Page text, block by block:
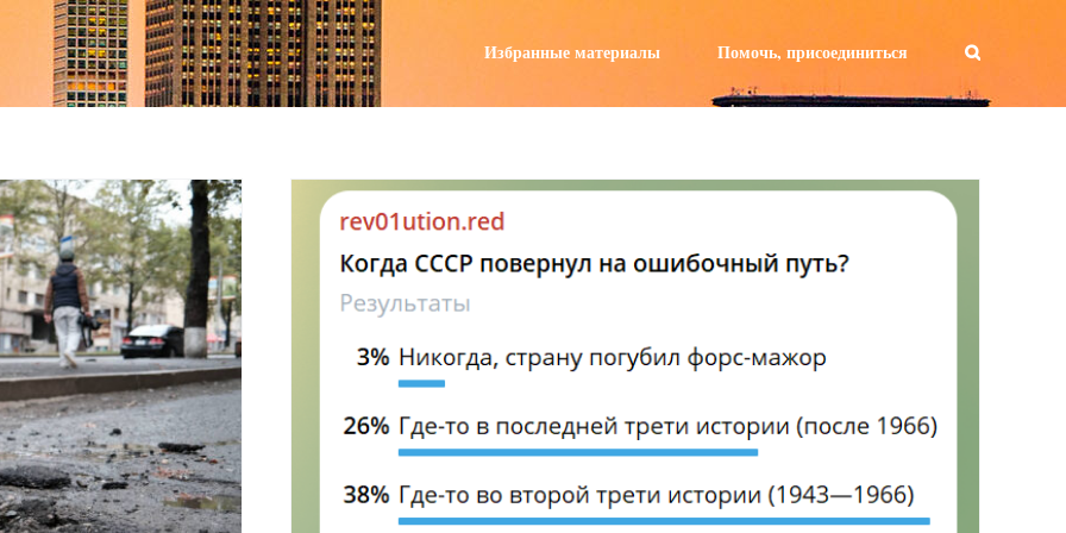
Избранные материалы
Помочь, присоединиться